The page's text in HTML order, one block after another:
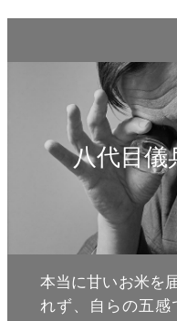
八代目
本当に甘いお米を
れず、自らの五感